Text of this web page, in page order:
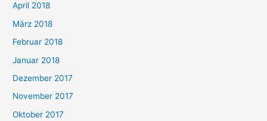
April 2018
März 2018
Februar 2018
Januar 2018
Dezember 2017
November 2017
Oktober 2017